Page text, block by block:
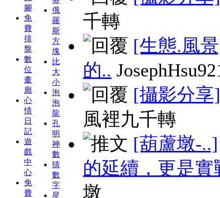
腳
免
費
排
盤
數
位
畫
廊
心
情
日
記
遊
戲
中
心
免
費
俄
羅
斯
方
塊
比
大
小
泡
泡
龍
孔
明
神
數
猜
數
字
星
千轉
[生態.風
的..
[攝影分享]
風裡九千轉
[葫蘆墩-..]
的延續，更是實
墩